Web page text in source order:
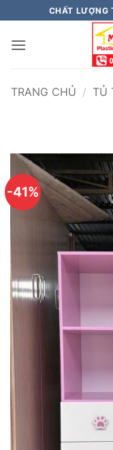
qua
nội
CHẤT LƯỢNG
TRANG CHỦ / TỦ
-41%